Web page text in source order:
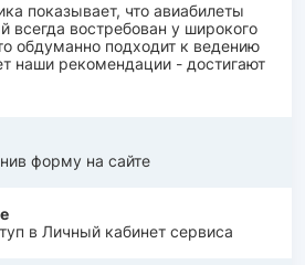
показывает, что авиабилеты
всегда востребован у широкого
обдуманно подходит к ведению
наши рекомендации - достигают
форму на сайте
в Личный кабинет сервиса